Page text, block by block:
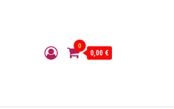
0
0,00 €